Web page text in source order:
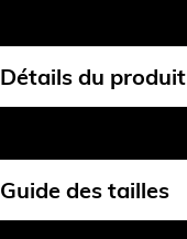
Détails du produit
Guide des tailles